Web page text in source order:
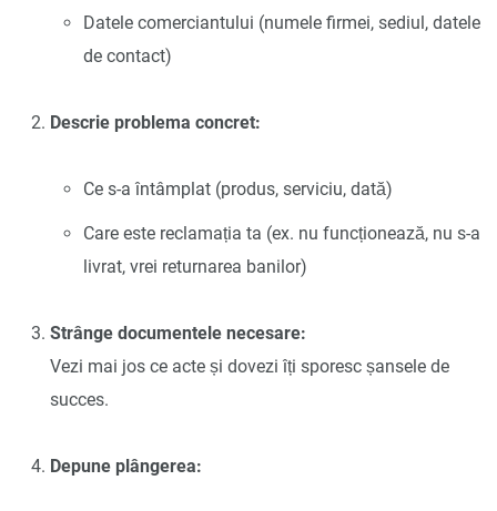
Datele comerciantului (numele firmei, sediul, datele
de contact)
Descrie problema concret:
Ce s-a întâmplat (produs, serviciu, dată)
Care este reclamația ta (ex. nu funcționează, nu s-a
livrat, vrei returnarea banilor)
Strânge documentele necesare:
Vezi mai jos ce acte și dovezi îți sporesc șansele de
succes.
Depune plângerea: